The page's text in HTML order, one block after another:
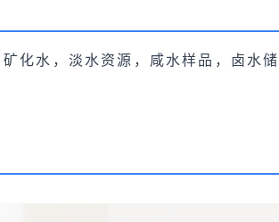
化水，淡水资源，咸水样品，卤水储